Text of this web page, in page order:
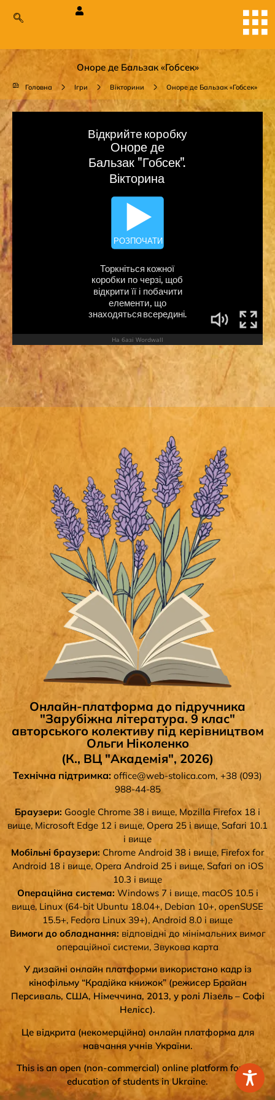
Оноре де Бальзак «Гобсек»
Головна Ігри Вікторини Оноре де Бальзак «Гобсек»
Онлайн-платформа до підручника
"Зарубіжна література. 9 клас"
авторського колективу під керівництвом
Ольги Ніколенко
(К., ВЦ "Академія", 2026)
Технічна підтримка: office@web-stolica.com, +38 (093)
988-44-85
Браузери: Google Chrome 38 і вище, Mozilla Firefox 18 і
вище, Microsoft Edge 12 і вище, Opera 25 і вище, Safari 10.1
і вище
Мобільні браузери: Chrome Android 38 і вище, Firefox for
Android 18 і вище, Opera Android 25 і вище, Safari on iOS
10.3 і вище
Операційна система: Windows 7 і вище, macOS 10.5 і
вище, Linux (64-bit Ubuntu 18.04+, Debian 10+, openSUSE
15.5+, Fedora Linux 39+), Android 8.0 і вище
Вимоги до обладнання: відповідні до мінімальних вимог
операційної системи, Звукова карта
У дизайні онлайн платформи використано кадр із
кінофільму “Крадійка книжок” (режисер Брайан
Персиваль, США, Німеччина, 2013, у ролі Лізель – Софі
Нелісс).
Це відкрита (некомерційна) онлайн платформа для
навчання учнів України.
This is an open (non-commercial) online platform for the
education of students in Ukraine.